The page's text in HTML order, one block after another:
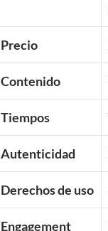
Precio
Contenido
Tiempos
Autenticidad
Derechos de uso
Engagement